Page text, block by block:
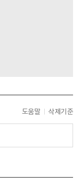
도움말 삭제기준